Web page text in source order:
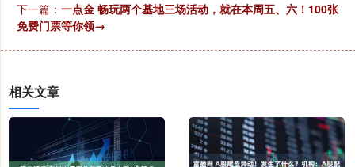
下一篇： 一点金 畅玩两个基地三场活动，就在本周五、六！100张
免费门票等你领→
相关文章